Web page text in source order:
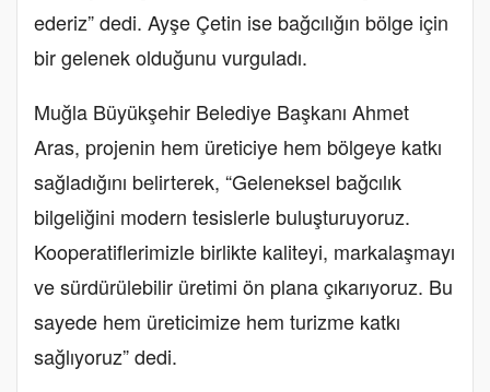
ederiz” dedi. Ayşe Çetin ise bağcılığın bölge için
bir gelenek olduğunu vurguladı.
Muğla Büyükşehir Belediye Başkanı Ahmet
Aras, projenin hem üreticiye hem bölgeye katkı
sağladığını belirterek, “Geleneksel bağcılık
bilgeliğini modern tesislerle buluşturuyoruz.
Kooperatiflerimizle birlikte kaliteyi, markalaşmayı
ve sürdürülebilir üretimi ön plana çıkarıyoruz. Bu
sayede hem üreticimize hem turizme katkı
sağlıyoruz” dedi.